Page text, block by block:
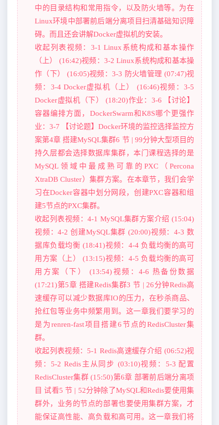
中的目录结构和常用指令，以及防火墙等。为在
Linux环境中部署前后端分离项目扫清基础知识障
碍。而且还会讲解Docker虚拟机的安装。
收起列表视频：3-1 Linux系统构成和基本操作
（上） (16:42)视频：3-2 Linux系统构成和基本操
作（下） (16:05)视频：3-3 防火墙管理 (07:47)视
频：3-4 Docker虚拟机（上） (16:46)视频：3-5
Docker虚拟机（下） (18:20)作业：3-6 【讨论】
容器编排方面，DockerSwarm和K8S哪个更强作
业：3-7 【讨论题】Docker环境的监控选择监控方
案第4章 搭建MySQL集群6 节 | 99分钟大型项目的
持久层都会选择数据库集群，本门课程选择的是
MySQL领域中最成熟可靠的PXC（Percona
XtraDB Cluster）集群方案。在本章节，我们会学
习在Docker容器中划分网段，创建PXC容器和组
建5节点的PXC集群。
收起列表视频：4-1 MySQL集群方案介绍 (15:04)
视频：4-2 创建MySQL集群 (20:00)视频：4-3 数
据库负载均衡 (18:41)视频：4-4 负载均衡的高可
用方案（上） (13:15)视频：4-5 负载均衡的高可
用方案（下） (13:54)视频：4-6 热备份数据
(17:21)第5章 搭建Redis集群3 节 | 26分钟Redis高
速缓存可以减少数据库IO的压力，在秒杀商品、
抢红包等业务中频繁用到。这一章我们要学习的
是为renren-fast项目搭建6节点的RedisCluster集
群。
收起列表视频：5-1 Redis高速缓存介绍 (06:52)视
频：5-2 Redis主从同步 (03:10)视频：5-3 配置
RedisCluster集群 (15:50)第6章 部署前后端分离项
目 试看5 节 | 52分钟除了MySQL和Redis要使用集
群外，业务的节点的部署也要使用集群方案，才
能保证高性能、高负载和高可用。这一章我们将